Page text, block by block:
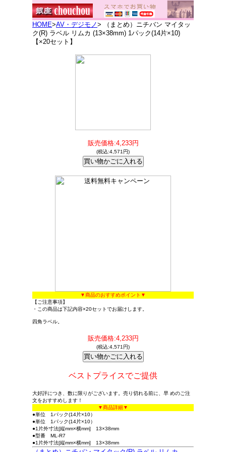
HOME>AV・デジモノ> （まとめ）ニチバン マイタッ
ク(R) ラベル リムカ (13×38mm) 1パック(14片×10)
【×20セット】
販売価格:4,233円
(税込:4,571円)
▼商品のおすすめポイント▼
【ご注意事項】
・この商品は下記内容×20セットでお届けします。
四角ラベル。
販売価格:4,233円
(税込:4,571円)
ベストプライスでご提供
大好評につき、数に限りがございます。売り切れる前に、早 めのご注
文をおすすめします！
▼商品詳細▼
●単位 1パック(14片×10）
●単位 1パック(14片×10）
●1片外寸法[縦mm×横mm] 13×38mm
●型番 ML-R7
●1片外寸法[縦mm×横mm] 13×38mm